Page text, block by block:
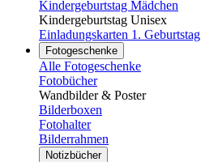
Kindergeburtstag Mädchen
Kindergeburtstag Unisex
Einladungskarten 1. Geburtstag
Fotogeschenke
Alle Fotogeschenke
Fotobücher
Wandbilder & Poster
Bilderboxen
Fotohalter
Bilderrahmen
Notizbücher